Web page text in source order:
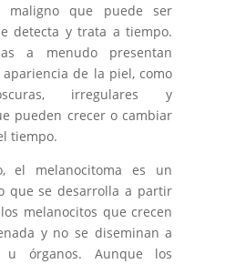
que puede ser
detecta y trata a tiempo.
a menudo presentan
de la piel, como
irregulares y
pueden crecer o cambiar
tiempo.
el melanocitoma es un
que se desarrolla a partir
melanocitos que crecen
y no se diseminan a
u órganos. Aunque los